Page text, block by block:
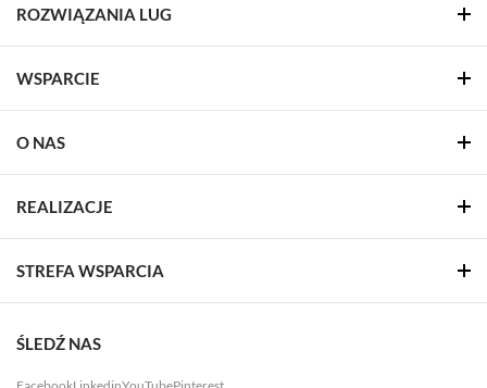
ROZWIĄZANIA LUG
WSPARCIE
O NAS
REALIZACJE
STREFA WSPARCIA
ŚLEDŹ NAS